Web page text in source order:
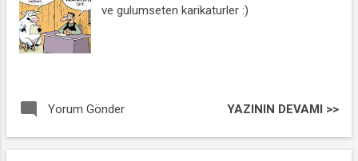
ve gulumseten karikaturler :)
Yorum Gönder YAZININ DEVAMI >>